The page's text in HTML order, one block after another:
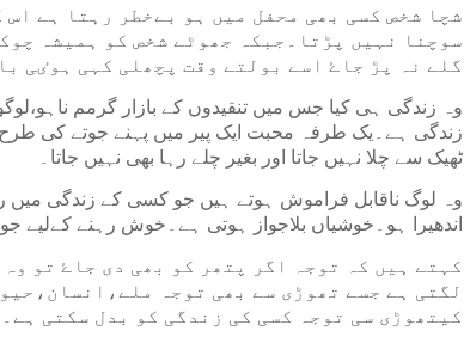
شچا شخص کسی بھی محفل میں ہو بےخطر رہتا ہے
سوچنا نہیں پڑتا۔جبکہ جھوٹے شخص کو ہمیشہ
گلے نہ پڑ جاۓ اسے بولتے وقت پچھلی کہی ہوٸی
وہ زندگی ہی کیا جس میں تنقیدوں کے بازار گرمم
زندگی ہے۔یک طرفہ محبت ایک پیر میں پہنے جوتے کی طرح
ٹھیک سے چلا نہیں جاتا اور بغیر چلے رہا بھی نہیں جاتا۔
وہ لوگ ناقابل فراموش ہوتے ہیں جو کسی کے زندگی
اندھیرا ہو۔خوشیاں بلاجواز ہوتی ہے۔خوش رہنے کےلیے
کہتے ہیں کہ توجہ اگر پتھر کو بھی دی جاۓ تو
لگتی ہے جسے تھوڑی سے بھی توجہ
کیتھوڑی سی توجہ کسی کی زندگی کو بدل سکتی ہے۔